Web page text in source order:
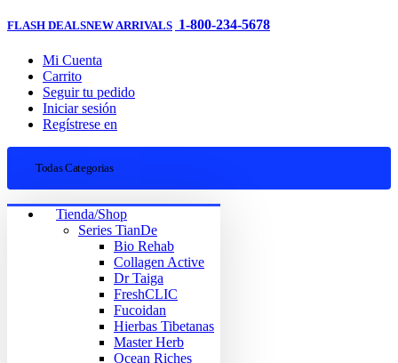
FLASH DEALSNEW ARRIVALS 1-800-234-5678
Mi Cuenta
Carrito
Seguir tu pedido
Iniciar sesión
Regístrese en
Todas Categorias
Tienda/Shop
Series TianDe
Bio Rehab
Collagen Active
Dr Taiga
FreshCLIC
Fucoidan
Hierbas Tibetanas
Master Herb
Ocean Riches